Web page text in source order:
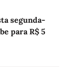
segunda-
para R$ 5